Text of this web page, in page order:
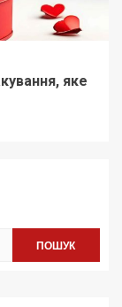
яке
ПОШУК